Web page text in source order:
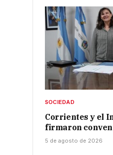
SOCIEDAD
Corrientes y el
firmaron
5 de agosto de 2026